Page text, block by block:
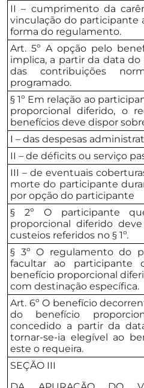
II – cumprimento da
vinculação do participante
forma do regulamento.
Art. 5º A opção pelo
implica, a partir da data
das contribuições
programado.
§ 1º Em relação ao
proporcional diferido, o
benefícios deve dispor
I – das despesas
II – de déficits ou serviço
III – de eventuais
morte do participante
por opção do participante
§ 2º O participante
proporcional diferido
custeios referidos no § 1º.
§ 3º O regulamento do
facultar ao participante
benefício proporcional
com destinação específica.
Art. 6º O benefício
do benefício
concedido a partir da
tornar-se-ia elegível ao
este o requeira.
SEÇÃO III